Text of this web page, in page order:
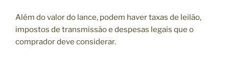
Além do valor do lance, podem haver taxas de leilão,
impostos de transmissão e despesas legais que o
comprador deve considerar.